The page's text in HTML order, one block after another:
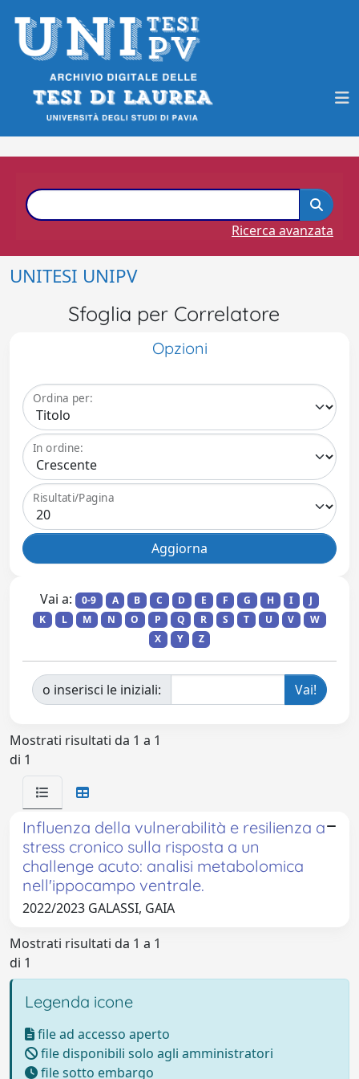
Ricerca avanzata
UNITESI UNIPV
Sfoglia per Correlatore
Opzioni
Ordina per:
In ordine:
Risultati/Pagina
Vai a: 0-9 A B C D E F G H I
J
K
L M N O P Q R S T U V
W
X
Y Z
o inserisci le iniziali:
Mostrati risultati da 1 a 1
di 1
Influenza della vulnerabilità e resilienza a
stress cronico sulla risposta a un
challenge acuto: analisi metabolomica
nell'ippocampo ventrale.
2022/2023 GALASSI, GAIA
Mostrati risultati da 1 a 1
di 1
Legenda icone
file ad accesso aperto
file disponibili solo agli amministratori
file sotto embargo